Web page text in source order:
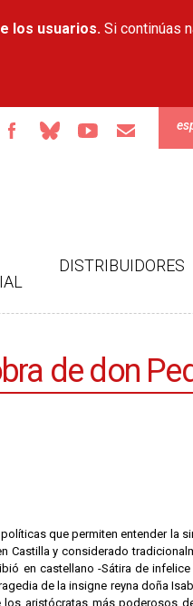
los usuarios. Si continúas
DISTRIBUIDORES
de don
que permiten entender la
Castilla y considerado
en castellano -Sátira de
de la insigne reyna doña
aristócratas más poderosos